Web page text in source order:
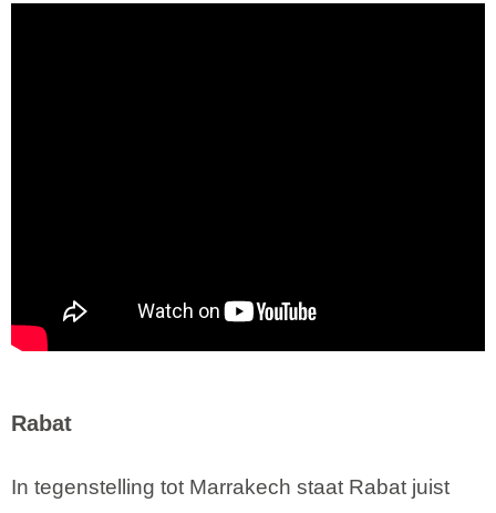
Rabat
In tegenstelling tot Marrakech staat Rabat juist